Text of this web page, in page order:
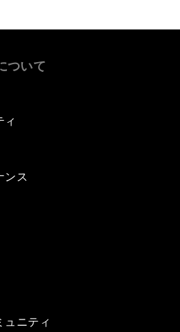
ついて
ィ
ンス
ュニティ